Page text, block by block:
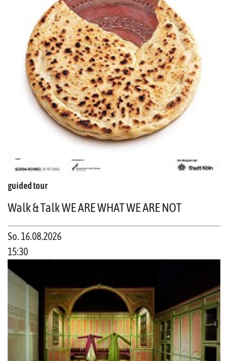
guided tour
Walk & Talk WE ARE WHAT WE ARE NOT
So. 16.08.2026
15:30